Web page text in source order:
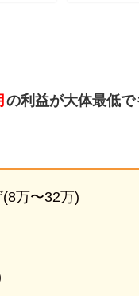
の利益が大体最低
万〜32万)